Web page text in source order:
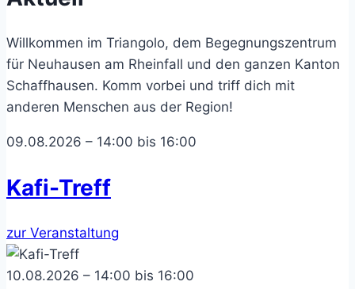
Willkommen im Triangolo, dem Begegnungszentrum
für Neuhausen am Rheinfall und den ganzen Kanton
Schaffhausen. Komm vorbei und triff dich mit
anderen Menschen aus der Region!
09.08.2026 – 14:00 bis 16:00
Kafi-Treff
zur Veranstaltung
10.08.2026 – 14:00 bis 16:00